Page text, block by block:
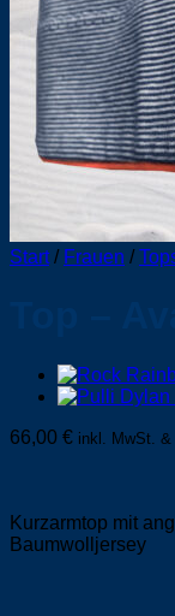
Start / Frauen /
66,00 € inkl. MwSt. &
Kurzarmtop mit
Baumwolljersey